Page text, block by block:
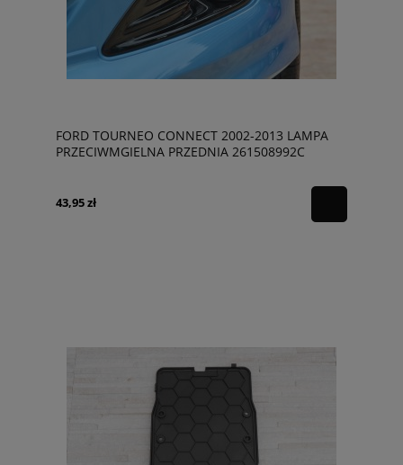
FORD TOURNEO CONNECT 2002-2013 LAMPA
PRZECIWMGIELNA PRZEDNIA 261508992C
43,95 zł